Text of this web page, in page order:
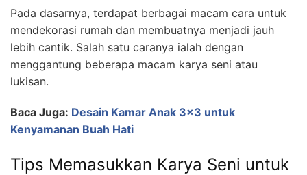
Pada dasarnya, terdapat berbagai macam cara untuk
mendekorasi rumah dan membuatnya menjadi jauh
lebih cantik. Salah satu caranya ialah dengan
menggantung beberapa macam karya seni atau
lukisan.
Baca Juga: Desain Kamar Anak 3×3 untuk
Kenyamanan Buah Hati
Tips Memasukkan Karya Seni untuk